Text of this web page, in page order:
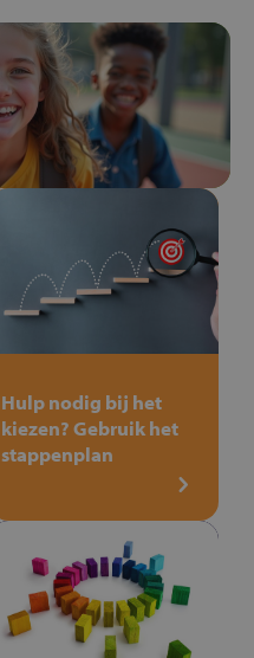
Hulp nodig bij het
kiezen? Gebruik het
stappenplan